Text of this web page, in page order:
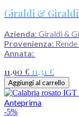
Giraldi & Giraldi
Azienda: Giraldi &
Provenienza: Rende
Annata:
11,90 € 11,31 €
Aggiungi al carrello
Anteprima
-5%